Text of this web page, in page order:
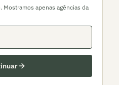
apenas agências da